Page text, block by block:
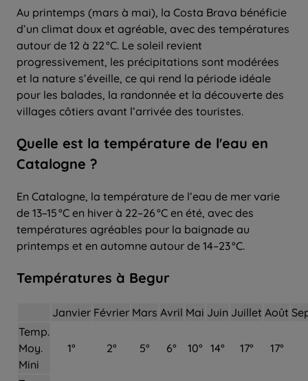
Au printemps (mars à mai), la Costa Brava bénéficie
d’un climat doux et agréable, avec des températures
autour de 12 à 22 °C. Le soleil revient
progressivement, les précipitations sont modérées
et la nature s’éveille, ce qui rend la période idéale
pour les balades, la randonnée et la découverte des
villages côtiers avant l’arrivée des touristes.
Quelle est la température de l'eau en
Catalogne ?
En Catalogne, la température de l’eau de mer varie
de 13–15 °C en hiver à 22–26 °C en été, avec des
températures agréables pour la baignade au
printemps et en automne autour de 14–23 °C.
Températures à Begur
Janvier Février Mars Avril Mai Juin Juillet Août
Temp.
Moy.
Mini
1° 2° 5° 6° 10° 14° 17° 17°